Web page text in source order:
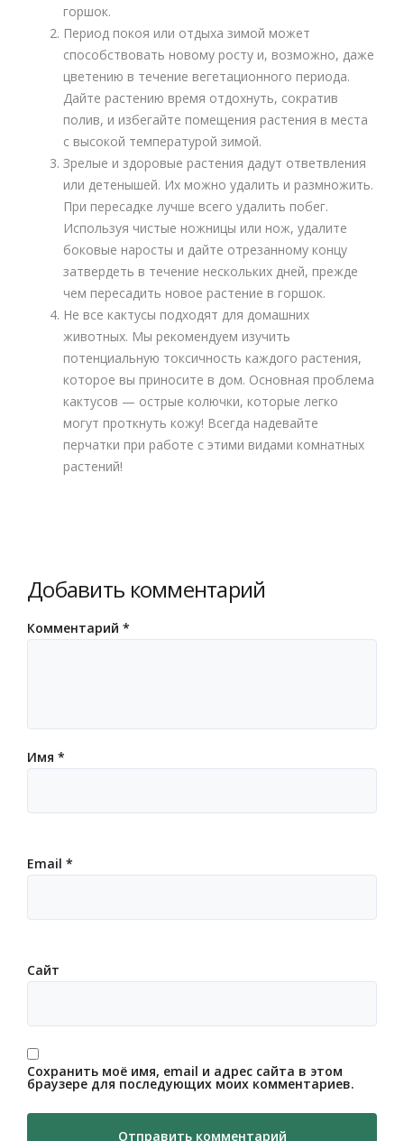
горшок.
Период покоя или отдыха зимой может
способствовать новому росту и, возможно, даже
цветению в течение вегетационного периода.
Дайте растению время отдохнуть, сократив
полив, и избегайте помещения растения в места
с высокой температурой зимой.
Зрелые и здоровые растения дадут ответвления
или детенышей. Их можно удалить и размножить.
При пересадке лучше всего удалить побег.
Используя чистые ножницы или нож, удалите
боковые наросты и дайте отрезанному концу
затвердеть в течение нескольких дней, прежде
чем пересадить новое растение в горшок.
Не все кактусы подходят для домашних
животных. Мы рекомендуем изучить
потенциальную токсичность каждого растения,
которое вы приносите в дом. Основная проблема
кактусов — острые колючки, которые легко
могут проткнуть кожу! Всегда надевайте
перчатки при работе с этими видами комнатных
растений!
Добавить комментарий
Комментарий *
Имя *
Email *
Сайт
Сохранить моё имя, email и адрес сайта в этом
браузере для последующих моих комментариев.